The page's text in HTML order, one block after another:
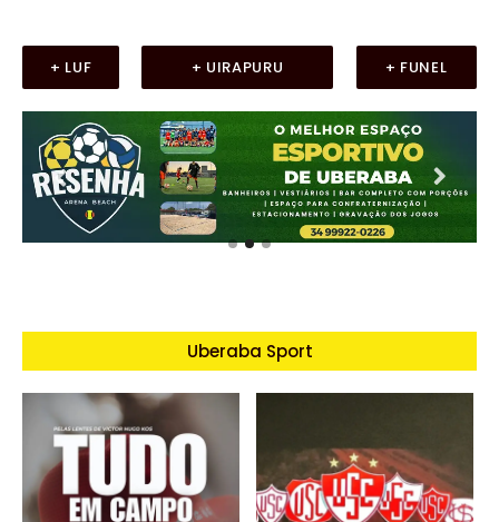
+ LUF + UIRAPURU + FUNEL
Uberaba Sport